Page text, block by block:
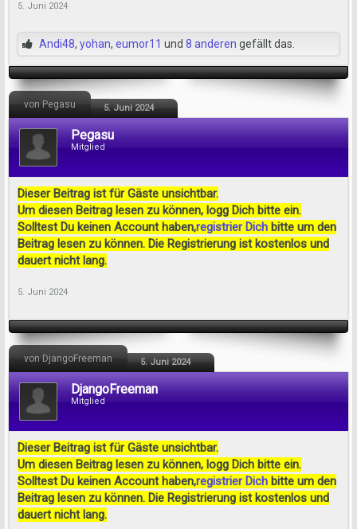
5. Juni 2024
Andi48, yohan, eumor11 und 8 anderen gefällt das.
von Pegasu 5. Juni 2024
Pegasu
Mitglied
Dieser Beitrag ist für Gäste unsichtbar.
Um diesen Beitrag lesen zu können, logg Dich bitte ein.
Solltest Du keinen Account haben,registrier Dich bitte um den
Beitrag lesen zu können. Die Registrierung ist kostenlos und
dauert nicht lang.
5. Juni 2024
von DjangoFreeman 5. Juni 2024
DjangoFreeman
Mitglied
Dieser Beitrag ist für Gäste unsichtbar.
Um diesen Beitrag lesen zu können, logg Dich bitte ein.
Solltest Du keinen Account haben,registrier Dich bitte um den
Beitrag lesen zu können. Die Registrierung ist kostenlos und
dauert nicht lang.